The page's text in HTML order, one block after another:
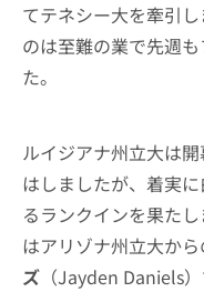
てテネシー大を牽引
のは至難の業で先週
た。
ルイジアナ州立大は
はしましたが、着実
るランクインを果た
はアリゾナ州立大か
ズ （Jayden Daniels